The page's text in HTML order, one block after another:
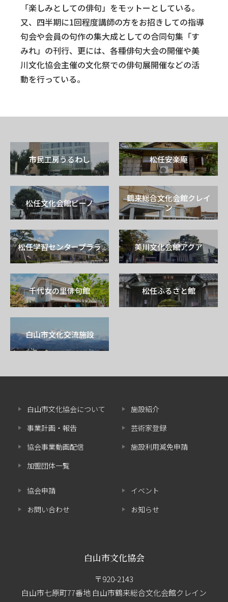
「楽しみとしての俳句」をモットーとしている。
又、四半期に1回程度講師の方をお招きしての指導
句会や会員の句作の集大成としての合同句集「す
みれ」の刊行、更には、各種俳句大会の開催や美
川文化協会主催の文化祭での俳句展開催などの活
動を行っている。
市民工房うるわし 松任安楽庵
松任文化会館ピーノ
鶴来総合文化会館クレイ
ン
松任学習センタープララ 美川文化会館アクア
千代女の里俳句館 松任ふるさと館
白山市文化交流施設
白山市文化協会について
事業計画・報告
協会事業動画配信
加盟団体一覧
施設紹介
芸術家登録
施設利用減免申請
協会申請
お問い合わせ
イベント
お知らせ
白山市文化協会
〒920-2143
白山市七原町77番地 白山市鶴来総合文化会館クレイン